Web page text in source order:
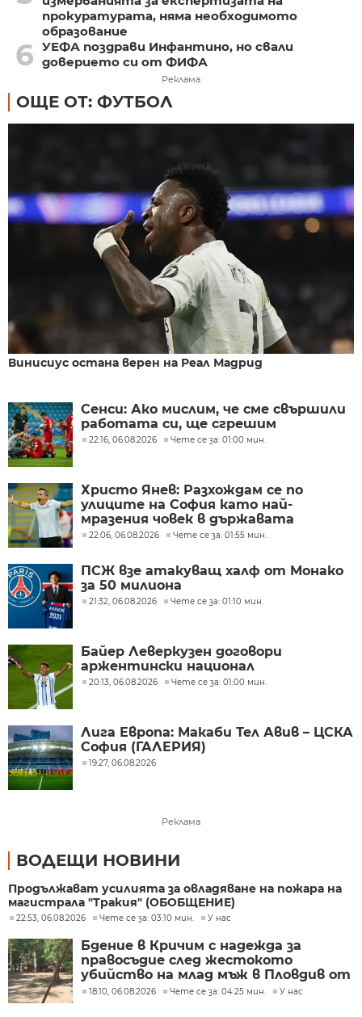
прокуратурата, няма необходимото
образование
6 УЕФА поздрави Инфантино, но свали
доверието си от ФИФА
Реклама
ОЩЕ ОТ: ФУТБОЛ
Винисиус остана верен на Реал Мадрид
Сенси: Ако мислим, че сме свършили
работата си, ще сгрешим
22:16, 06.08.2026 Чете се за: 01:00 мин.
Христо Янев: Разхождам се по
улиците на София като най-
мразения човек в държавата
22:06, 06.08.2026 Чете се за: 01:55 мин.
ПСЖ взе атакуващ халф от Монако
за 50 милиона
21:32, 06.08.2026 Чете се за: 01:10 мин.
Байер Леверкузен договори
аржентински национал
20:13, 06.08.2026 Чете се за: 01:00 мин.
Лига Европа: Макаби Тел Авив – ЦСКА
София (ГАЛЕРИЯ)
19:27, 06.08.2026
Реклама
ВОДЕЩИ НОВИНИ
Продължават усилията за овладяване на пожара на
магистрала "Тракия" (ОБОБЩЕНИЕ)
22:53, 06.08.2026 Чете се за: 03:10 мин. У нас
Бдение в Кричим с надежда за
правосъдие след жестокото
убийство на млад мъж в Пловдив от
тийнейджъри
18:10, 06.08.2026 Чете се за: 04:25 мин. У нас